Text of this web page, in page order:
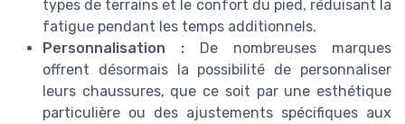
types de terrains et le confort du pied, réduisant la
fatigue pendant les temps additionnels.
Personnalisation : De nombreuses marques
offrent désormais la possibilité de personnaliser
leurs chaussures, que ce soit par une esthétique
particulière ou des ajustements spécifiques aux